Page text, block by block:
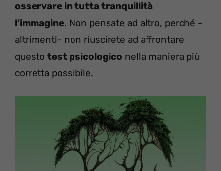
osservare in tutta tranquillità
l’immagine. Non pensate ad altro, perché -
altrimenti- non riuscirete ad affrontare
questo test psicologico nella maniera più
corretta possibile.